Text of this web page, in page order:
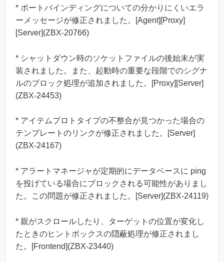
* ポートバインディングについての分かりにくいエラ
ーメッセージが修正されました。[Agent][Proxy]
[Server](ZBX-20766)
* シャットダウン時のソケットファイルの後始末が実
装されました。また、起動時の重要な段階でのシグナ
ルのブロック処理が追加されました。[Proxy][Server]
(ZBX-24453)
* アイテムプロトタイプの不整合が見つかった場合の
テンプレートのリンクが修正されました。[Server]
(ZBX-24167)
* アラートマネージャが定期的にデータベースに ping
を投げている場合にブロックされる可能性がありまし
た。この問題が修正されました。[Server](ZBX-24119)
* 親がスクロールしたり、ターゲットの位置が変化し
たときのヒントボックスの隠蔽処理が修正されまし
た。[Frontend](ZBX-23440)